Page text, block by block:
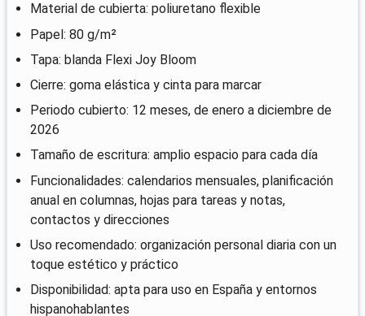
Material de cubierta: poliuretano flexible
Papel: 80 g/m²
Tapa: blanda Flexi Joy Bloom
Cierre: goma elástica y cinta para marcar
Periodo cubierto: 12 meses, de enero a diciembre de
2026
Tamaño de escritura: amplio espacio para cada día
Funcionalidades: calendarios mensuales, planificación
anual en columnas, hojas para tareas y notas,
contactos y direcciones
Uso recomendado: organización personal diaria con un
toque estético y práctico
Disponibilidad: apta para uso en España y entornos
hispanohablantes